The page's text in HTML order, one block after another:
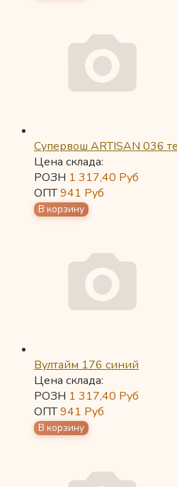
Супервош ARTISAN 036
Цена склада:
РОЗН 1 317,40 Руб
ОПТ941 Руб
Вултайм 176 синий
Цена склада:
РОЗН 1 317,40 Руб
ОПТ941 Руб